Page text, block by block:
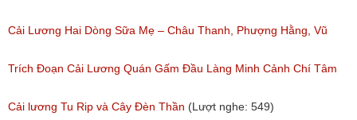
Ngân, NSƯT Vũ Linh
(Lượt nghe: 191)
Cải Lương Hai Dòng Sữa Mẹ – Châu Thanh, Phượng Hằng, Vũ
Minh Vương, Linh Vương, Phương Hồng Thủy
(Lượt nghe: 609)
Trích Đoạn Cải Lương Quán Gấm Đầu Làng Minh Cảnh Chí Tâm
(Lượt nghe: 285)
Cải lương Tu Rip và Cây Đèn Thần (Lượt nghe: 549)